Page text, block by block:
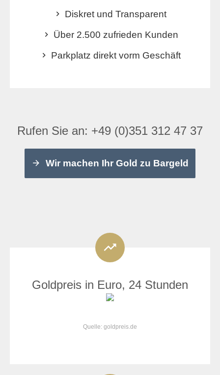
Diskret und Transparent
Über 2.500 zufrieden Kunden
Parkplatz direkt vorm Geschäft
Rufen Sie an: +49 (0)351 312 47 37
Wir machen Ihr Gold zu Bargeld
Goldpreis in Euro, 24 Stunden
Quelle: goldpreis.de